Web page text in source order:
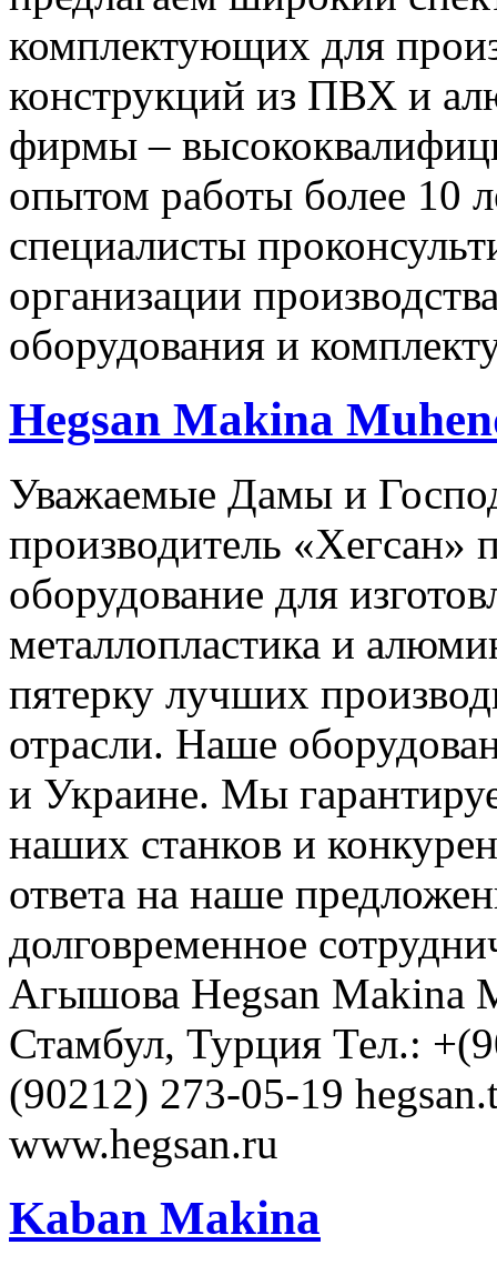
комплектующих для
конструкций из ПВХ и
фирмы –
опытом работы более 10
специалисты
организации
оборудования и
Hegsan Makina
Уважаемые Дамы и
производитель
оборудование для
металлопластика и
пятерку лучших
отрасли. Наше
и Украине. Мы
наших станков и
ответа на наше
долговременное
Агышова Hegsan Makina
Стамбул, Турция Тел.:
(90212) 273-05-19
www.hegsan.ru
Kaban Makina